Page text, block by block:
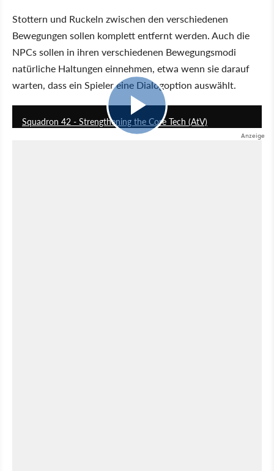
Stottern und Ruckeln zwischen den verschiedenen
Bewegungen sollen komplett entfernt werden. Auch die
NPCs sollen in ihren verschiedenen Bewegungsmodi
natürliche Haltungen einnehmen, etwa wenn sie darauf
warten, dass ein Spieler eine Dialogoption auswählt.
Squadron 42 - Strengthening the Core Tech (AtV)